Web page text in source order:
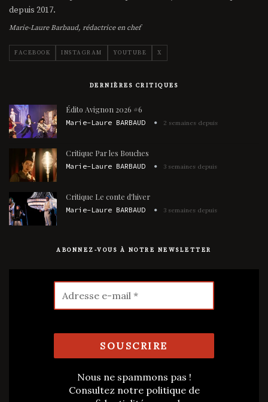
depuis 2017.
Marie-Laure Barbaud, rédactrice en chef
FACEBOOK INSTAGRAM YOUTUBE X
DERNIÈRES CRITIQUES
Édito Avignon 2026 #6
Marie-Laure BARBAUD 2 semaines depuis
Critique Par les Bouches
Marie-Laure BARBAUD 3 semaines depuis
Critique Le conte d'hiver
Marie-Laure BARBAUD 3 semaines depuis
ABONNEZ-VOUS À NOTRE NEWSLETTER
Nous ne spammons pas !
Consultez notre politique de